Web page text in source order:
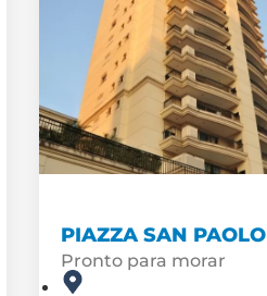
PIAZZA SAN PAOLO
Pronto para morar